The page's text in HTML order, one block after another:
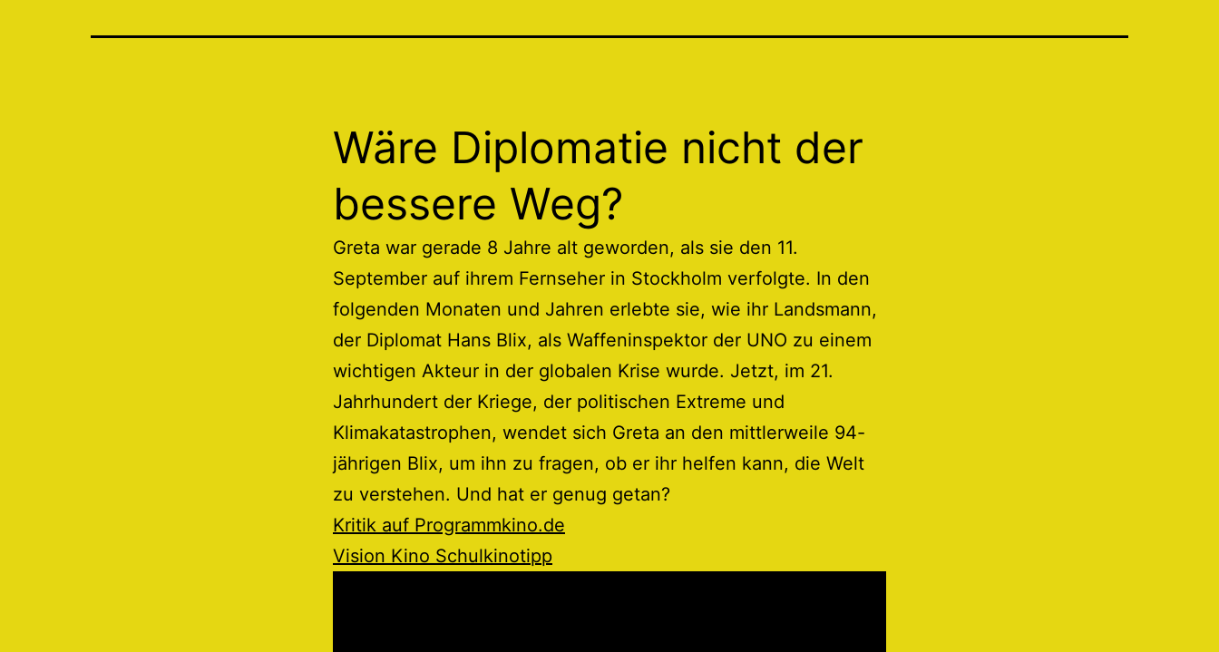
Wäre Diplomatie nicht der
bessere Weg?
Greta war gerade 8 Jahre alt geworden, als sie den 11.
September auf ihrem Fernseher in Stockholm verfolgte. In den
folgenden Monaten und Jahren erlebte sie, wie ihr Landsmann,
der Diplomat Hans Blix, als Waffeninspektor der UNO zu einem
wichtigen Akteur in der globalen Krise wurde. Jetzt, im 21.
Jahrhundert der Kriege, der politischen Extreme und
Klimakatastrophen, wendet sich Greta an den mittlerweile 94-
jährigen Blix, um ihn zu fragen, ob er ihr helfen kann, die Welt
zu verstehen. Und hat er genug getan?
Kritik auf Programmkino.de
Vision Kino Schulkinotipp